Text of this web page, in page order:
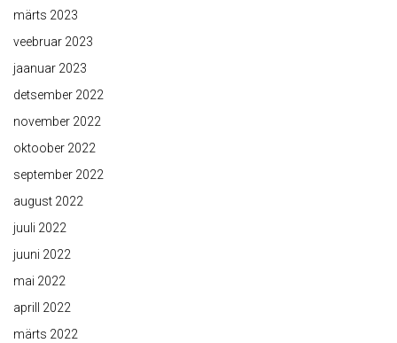
märts 2023
veebruar 2023
jaanuar 2023
detsember 2022
november 2022
oktoober 2022
september 2022
august 2022
juuli 2022
juuni 2022
mai 2022
aprill 2022
märts 2022